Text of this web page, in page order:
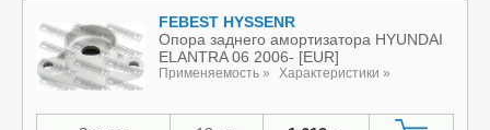
FEBEST HYSSENR
Опора заднего амортизатора HYUNDAI
ELANTRA 06 2006- [EUR]
Применяемость » Характеристики »